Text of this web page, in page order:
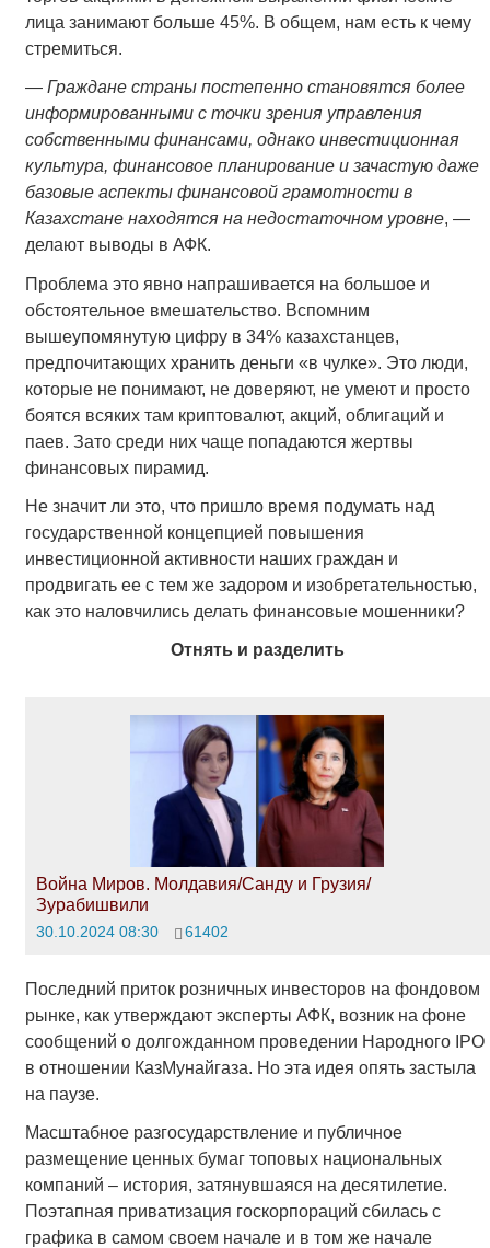
лица занимают больше 45%. В общем, нам есть к чему
стремиться.
— Граждане страны постепенно становятся более
информированными с точки зрения управления
собственными финансами, однако инвестиционная
культура, финансовое планирование и зачастую даже
базовые аспекты финансовой грамотности в
Казахстане находятся на недостаточном уровне, —
делают выводы в АФК.
Проблема это явно напрашивается на большое и
обстоятельное вмешательство. Вспомним
вышеупомянутую цифру в 34% казахстанцев,
предпочитающих хранить деньги «в чулке». Это люди,
которые не понимают, не доверяют, не умеют и просто
боятся всяких там криптовалют, акций, облигаций и
паев. Зато среди них чаще попадаются жертвы
финансовых пирамид.
Не значит ли это, что пришло время подумать над
государственной концепцией повышения
инвестиционной активности наших граждан и
продвигать ее с тем же задором и изобретательностью,
как это наловчились делать финансовые мошенники?
Отнять и разделить
Война Миров. Молдавия/Санду и Грузия/
Зурабишвили
30.10.2024 08:30 61402
Последний приток розничных инвесторов на фондовом
рынке, как утверждают эксперты АФК, возник на фоне
сообщений о долгожданном проведении Народного IPO
в отношении КазМунайгаза. Но эта идея опять застыла
на паузе.
Масштабное разгосударствление и публичное
размещение ценных бумаг топовых национальных
компаний – история, затянувшаяся на десятилетие.
Поэтапная приватизация госкорпораций сбилась с
графика в самом своем начале и в том же начале